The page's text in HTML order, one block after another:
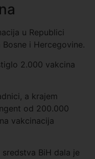
u Republici
i Hercegovine.
2.000 vakcina
a krajem
od 200.000
vakcinacija
BiH dala je